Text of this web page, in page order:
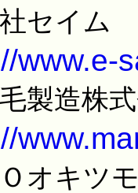
セイム
www.e-
製造株
オキツ